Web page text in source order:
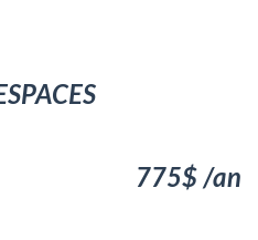
775$ /an